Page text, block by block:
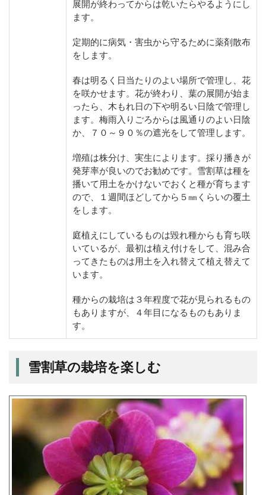
展開が終わってからは乾いたらやるようにし
ます。
定期的に病気・害虫から守るために薬剤散布
をします。
春は明るく日当たりのよい場所で管理し、花
を咲かせます。花が終わり、葉の展開が始ま
ったら、木もれ日の下や明るい日陰で管理し
ます。梅雨入りごろからは風通りのよい日陰
か、７０～９０％の遮光をして管理します。
増殖は株分け、実生によります。採り播きが
発芽率が良いのでお勧めです。雪割草は種を
播いて用土をかけないでおくと種が育ちます
ので、１週間ほどしてから５㎜くらいの覆土
をします。
庭植えにしているものは毀れ種からも育ち咲
いているが、最初は植え付けをして、混み合
ってきたものは用土を入れ替えて植え替えて
います。
種からの栽培は３年程度で花が見られるもの
もありますが、４年目になるものもありま
す。
雪割草の栽培を楽しむ